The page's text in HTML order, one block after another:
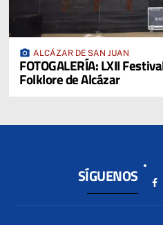
photo_camera ALCÁZAR DE SAN JUAN
FOTOGALERÍA: LXII
Folklore de Alcázar
SÍGUENOS